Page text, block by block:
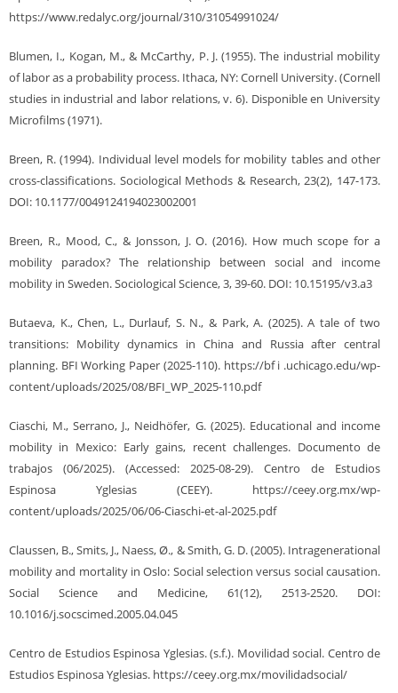
https://www.redalyc.org/journal/310/31054991024/
Blumen, I., Kogan, M., & McCarthy, P. J. (1955). The industrial mobility
of labor as a probability process. Ithaca, NY: Cornell University. (Cornell
studies in industrial and labor relations, v. 6). Disponible en University
Microfilms (1971).
Breen, R. (1994). Individual level models for mobility tables and other
cross-classifications. Sociological Methods & Research, 23(2), 147-173.
DOI: 10.1177/0049124194023002001
Breen, R., Mood, C., & Jonsson, J. O. (2016). How much scope for a
mobility paradox? The relationship between social and income
mobility in Sweden. Sociological Science, 3, 39-60. DOI: 10.15195/v3.a3
Butaeva, K., Chen, L., Durlauf, S. N., & Park, A. (2025). A tale of two
transitions: Mobility dynamics in China and Russia after central
planning. BFI Working Paper (2025-110). https://bf i .uchicago.edu/wp-
content/uploads/2025/08/BFI_WP_2025-110.pdf
Ciaschi, M., Serrano, J., Neidhöfer, G. (2025). Educational and income
mobility in Mexico: Early gains, recent challenges. Documento de
trabajos (06/2025). (Accessed: 2025-08-29). Centro de Estudios
Espinosa Yglesias (CEEY). https://ceey.org.mx/wp-
content/uploads/2025/06/06-Ciaschi-et-al-2025.pdf
Claussen, B., Smits, J., Naess, Ø., & Smith, G. D. (2005). Intragenerational
mobility and mortality in Oslo: Social selection versus social causation.
Social Science and Medicine, 61(12), 2513-2520. DOI:
10.1016/j.socscimed.2005.04.045
Centro de Estudios Espinosa Yglesias. (s.f.). Movilidad social. Centro de
Estudios Espinosa Yglesias. https://ceey.org.mx/movilidadsocial/